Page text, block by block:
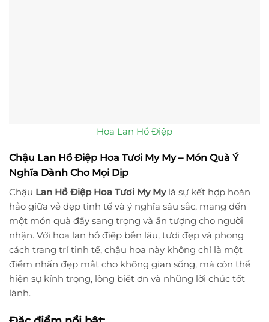
Hoa Lan Hồ Điệp
Chậu Lan Hồ Điệp Hoa Tươi My My – Món Quà Ý
Nghĩa Dành Cho Mọi Dịp
Chậu Lan Hồ Điệp Hoa Tươi My Mylà sự kết hợp hoàn
hảo giữa vẻ đẹp tinh tế và ý nghĩa sâu sắc, mang đến
một món quà đầy sang trọng và ấn tượng cho người
nhận. Với hoa lan hồ điệp bền lâu, tươi đẹp và phong
cách trang trí tinh tế, chậu hoa này không chỉ là một
điểm nhấn đẹp mắt cho không gian sống, mà còn thể
hiện sự kính trọng, lòng biết ơn và những lời chúc tốt
lành.